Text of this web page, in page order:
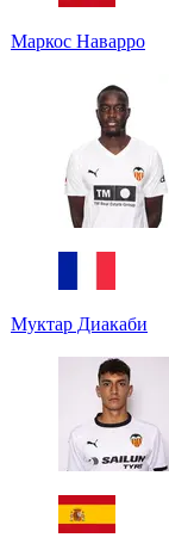
Маркос Наварро
Муктар Диакаби